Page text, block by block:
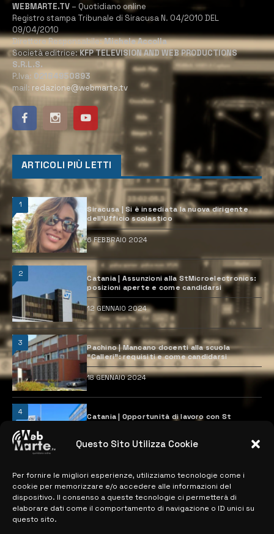
Questo Sito Utilizza Cookie
Per fornire le migliori esperienze, utilizziamo tecnologie come i
cookie per memorizzare e/o accedere alle informazioni del
dispositivo. Il consenso a queste tecnologie ci permetterà di
elaborare dati come il comportamento di navigazione o ID unici su
questo sito.
WEBMARTE.TV – Quotidiano online
Registro stampa Tribunale di Siracusa N. 04/2010 DEL
09/04/2010
Direttore Responsabile:Michele Accolla
Società editrice:KFP TELEVISION AND WEB PRODUCTIONS
S.R.L.S.
P.Iva: 02184950893
mail: redazione@webmarte.tv
ARTICOLI PIÙ LETTI
1
Siracusa | Si è insediata la nuova dirigente
dell’Ufficio scolastico
6 FEBBRAIO 2024
2
Catania | Assunzioni alla StMicroelectronics:
posizioni aperte e come candidarsi
12 GENNAIO 2024
3
Pachino | Mancano docenti alla scuola
“Calleri”: requisiti e come candidarsi
18 GENNAIO 2024
4
Catania | Opportunità di lavoro con St
28 MARZO 2024
MAPPA DEL SITO
> NOTIZIE